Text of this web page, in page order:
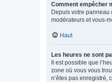
Comment empêcher
Depuis votre panneau
modérateurs et vous-
Haut
Les heures ne sont
Il est possible que
zone où vous vous
n’êtes pas enregistré,